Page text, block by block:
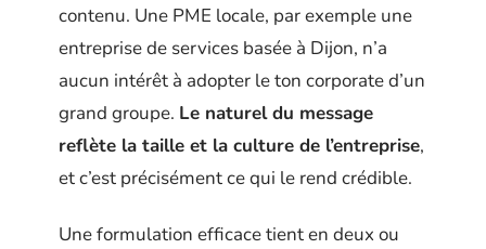
contenu. Une PME locale, par exemple une
entreprise de services basée à Dijon, n’a
aucun intérêt à adopter le ton corporate d’un
grand groupe. Le naturel du message
reflète la taille et la culture de l’entreprise,
et c’est précisément ce qui le rend crédible.
Une formulation efficace tient en deux ou